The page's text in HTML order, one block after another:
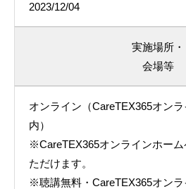
2023/12/04
実施場所・
会場等
オンライン（CareTEX365オン
内）
※CareTEX365オンラインホー
ただけます。
※聴講無料・CareTEX365オンラ